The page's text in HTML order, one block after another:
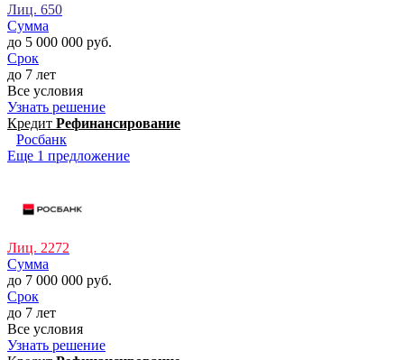
Лиц. 650
Сумма
до 5 000 000 руб.
Срок
до 7 лет
Все условия
Узнать решение
Кредит Рефинансирование
Росбанк
Еще 1 предложение
Лиц. 2272
Сумма
до 7 000 000 руб.
Срок
до 7 лет
Все условия
Узнать решение